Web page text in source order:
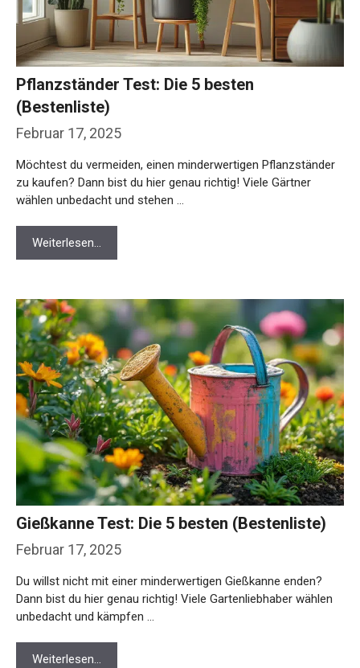
Februar 17, 2025
Pflanzständer Test: Die 5 besten
(Bestenliste)
Möchtest du vermeiden, einen minderwertigen Pflanzständer
zu kaufen? Dann bist du hier genau richtig! Viele Gärtner
wählen unbedacht und stehen …
Weiterlesen…
Februar 17, 2025
Gießkanne Test: Die 5 besten (Bestenliste)
Du willst nicht mit einer minderwertigen Gießkanne enden?
Dann bist du hier genau richtig! Viele Gartenliebhaber wählen
unbedacht und kämpfen …
Weiterlesen…